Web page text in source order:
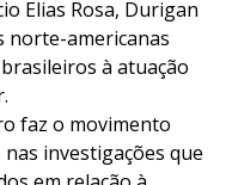
Elias Rosa, Durigan
norte-americanas
à atuação
faz o movimento
investigações que